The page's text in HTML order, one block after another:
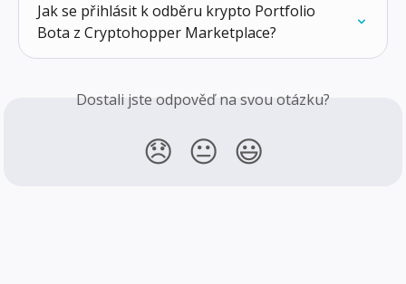
Jak se přihlásit k odběru krypto Portfolio
Bota z Cryptohopper Marketplace?
Dostali jste odpověď na svou otázku?
😞 😐 😃